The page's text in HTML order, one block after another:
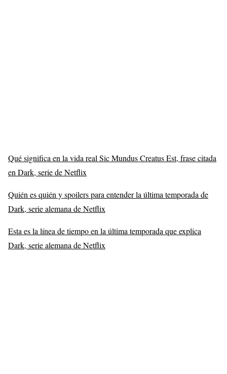
Qué significa en la vida real Sic Mundus Creatus Est, frase citada
en Dark, serie de Netflix
Quién es quién y spoilers para entender la última temporada de
Dark, serie alemana de Netflix
Esta es la línea de tiempo en la última temporada que explica
Dark, serie alemana de Netflix